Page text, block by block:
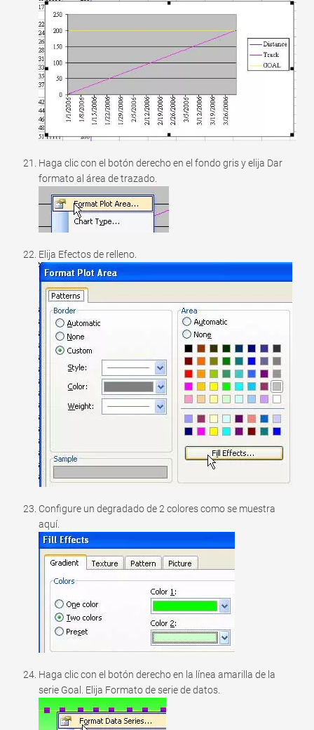
Haga clic con el botón derecho en el fondo gris y elija Dar
formato al área de trazado.
Elija Efectos de relleno.
Configure un degradado de 2 colores como se muestra
aquí.
Haga clic con el botón derecho en la línea amarilla de la
serie Goal. Elija Formato de serie de datos.